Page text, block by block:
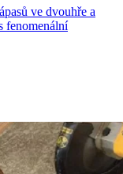
ve dvouhře a
fenomenální